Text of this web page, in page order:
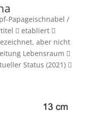
Papageischnabel /
 etabliert 
aber nicht
Lebensraum 
Status (2021) 